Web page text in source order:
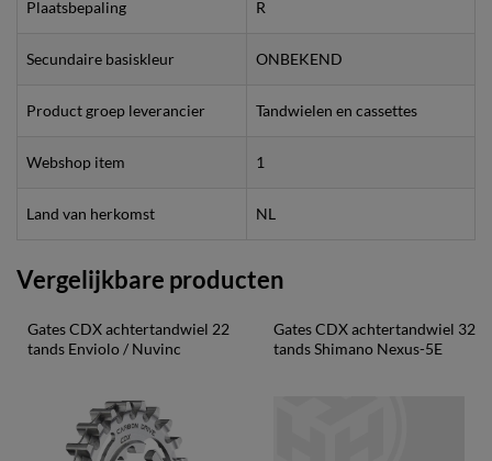
Plaatsbepaling R
Secundaire basiskleur ONBEKEND
Product groep leverancier Tandwielen en cassettes
Webshop item 1
Land van herkomst NL
Vergelijkbare producten
Gates CDX achtertandwiel 22
tands Enviolo / Nuvinc
Gates CDX achtertandwiel 32
tands Shimano Nexus-5E